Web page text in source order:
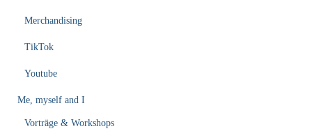
Merchandising
TikTok
Youtube
Me, myself and I
Vorträge & Workshops